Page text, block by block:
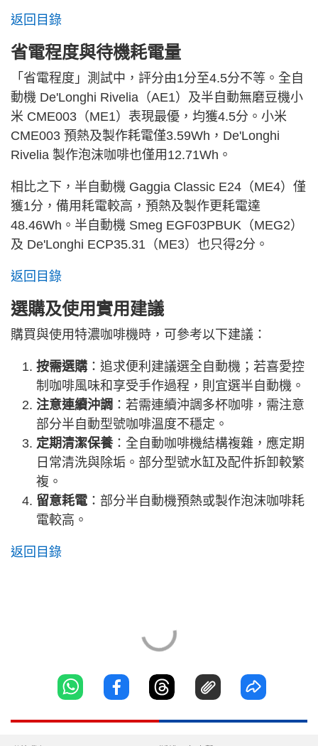
返回目錄
省電程度與待機耗電量
「省電程度」測試中，評分由1分至4.5分不等。全自
動機 De'Longhi Rivelia（AE1）及半自動無磨豆機小
米 CME003（ME1）表現最優，均獲4.5分。小米
CME003 預熱及製作耗電僅3.59Wh，De'Longhi
Rivelia 製作泡沫咖啡也僅用12.71Wh。
相比之下，半自動機 Gaggia Classic E24（ME4）僅
獲1分，備用耗電較高，預熱及製作更耗電達
48.46Wh。半自動機 Smeg EGF03PBUK（MEG2）
及 De'Longhi ECP35.31（ME3）也只得2分。
返回目錄
選購及使用實用建議
購買與使用特濃咖啡機時，可參考以下建議：
按需選購 ：追求便利建議選全自動機；若喜愛控
制咖啡風味和享受手作過程，則宜選半自動機。
注意連續沖調 ：若需連續沖調多杯咖啡，需注意
部分半自動型號咖啡溫度不穩定。
定期清潔保養：全自動咖啡機結構複雜，應定期
日常清洗與除垢。部分型號水缸及配件拆卸較繁
複。
留意耗電 ：部分半自動機預熱或製作泡沫咖啡耗
電較高。
返回目錄